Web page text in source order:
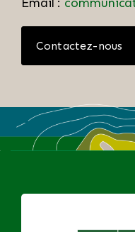
Email :
Contactez-nous